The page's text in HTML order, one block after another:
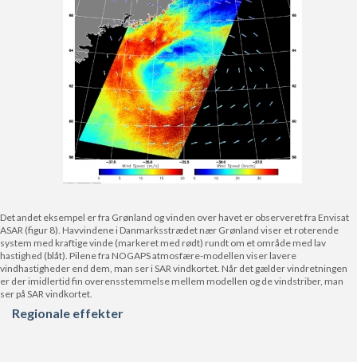
Det andet eksempel er fra Grønland og vinden over havet er observeret fra Envisat
ASAR (figur 8). Havvindene i Danmarksstrædet nær Grønland viser et roterende
system med kraftige vinde (markeret med rødt) rundt om et område med lav
hastighed (blåt). Pilene fra NOGAPS atmosfære-modellen viser lavere
vindhastigheder end dem, man ser i SAR vindkortet. Når det gælder vindretningen
er der imidlertid fin overensstemmelse mellem modellen og de vindstriber, man
ser på SAR vindkortet.
Regionale effekter